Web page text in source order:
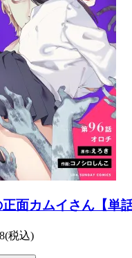
正面カムイさん【単
(税込)